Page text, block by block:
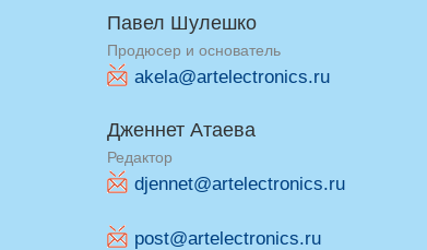
Павел Шулешко
Продюсер и основатель
akela@artelectronics.ru
Дженнет Атаева
Редактор
djennet@artelectronics.ru
post@artelectronics.ru